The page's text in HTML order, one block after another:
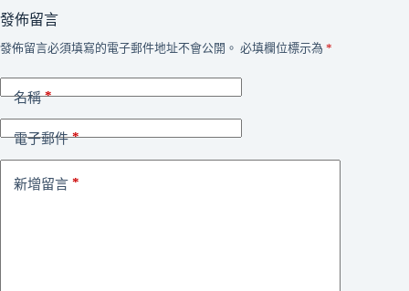
發佈留言
發佈留言必須填寫的電子郵件地址不會公開。 必填欄位標示為 *
名稱*
電子郵件*
新增留言 *